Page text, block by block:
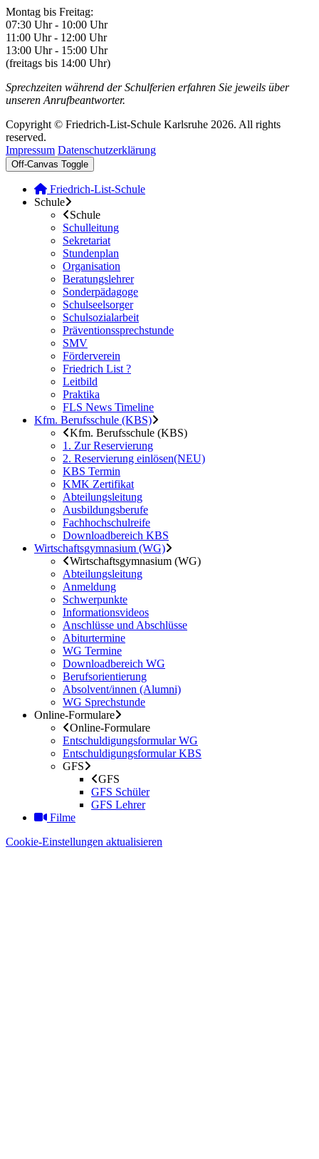
Montag bis Freitag:
07:30 Uhr - 10:00 Uhr
11:00 Uhr - 12:00 Uhr
13:00 Uhr - 15:00 Uhr
(freitags bis 14:00 Uhr)
Sprechzeiten während der Schulferien erfahren Sie jeweils über
unseren Anrufbeantworter.
Copyright © Friedrich-List-Schule Karlsruhe 2026. All rights
reserved.
Impressum Datenschutzerklärung
Off-Canvas Toggle
Friedrich-List-Schule
Schule
Schule
Schulleitung
Sekretariat
Stundenplan
Organisation
Beratungslehrer
Sonderpädagoge
Schulseelsorger
Schulsozialarbeit
Präventionssprechstunde
SMV
Förderverein
Friedrich List ?
Leitbild
Praktika
FLS News Timeline
Kfm. Berufsschule (KBS)
Kfm. Berufsschule (KBS)
1. Zur Reservierung
2. Reservierung einlösen(NEU)
KBS Termin
KMK Zertifikat
Abteilungsleitung
Ausbildungsberufe
Fachhochschulreife
Downloadbereich KBS
Wirtschaftsgymnasium (WG)
Wirtschaftsgymnasium (WG)
Abteilungsleitung
Anmeldung
Schwerpunkte
Informationsvideos
Anschlüsse und Abschlüsse
Abiturtermine
WG Termine
Downloadbereich WG
Berufsorientierung
Absolvent/innen (Alumni)
WG Sprechstunde
Online-Formulare
Online-Formulare
Entschuldigungsformular WG
Entschuldigungsformular KBS
GFS
GFS
GFS Schüler
GFS Lehrer
Filme
Cookie-Einstellungen aktualisieren